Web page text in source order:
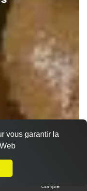
Compte
vous garantir la